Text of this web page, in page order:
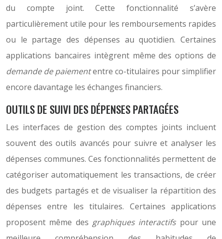
du compte joint. Cette fonctionnalité s’avère
particulièrement utile pour les remboursements rapides
ou le partage des dépenses au quotidien. Certaines
applications bancaires intègrent même des options de
demande de paiemententre co-titulaires pour simplifier
encore davantage les échanges financiers.
OUTILS DE SUIVI DES DÉPENSES PARTAGÉES
Les interfaces de gestion des comptes joints incluent
souvent des outils avancés pour suivre et analyser les
dépenses communes. Ces fonctionnalités permettent de
catégoriser automatiquement les transactions, de créer
des budgets partagés et de visualiser la répartition des
dépenses entre les titulaires. Certaines applications
proposent même des graphiques interactifs pour une